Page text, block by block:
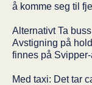
å komme seg til
Alternativt Ta
Avstigning på
finnes på
Med taxi: Det tar